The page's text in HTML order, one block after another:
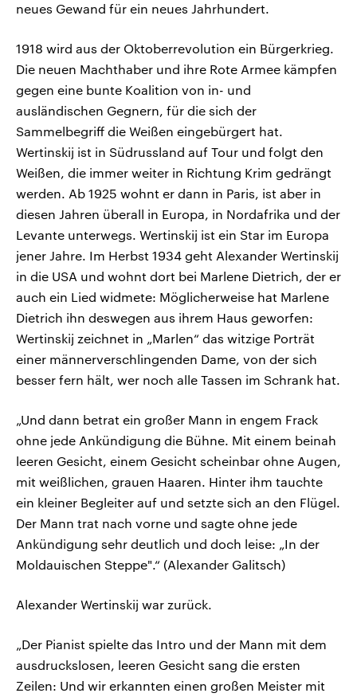
neues Gewand für ein neues Jahrhundert.
1918 wird aus der Oktoberrevolution ein Bürgerkrieg.
Die neuen Machthaber und ihre Rote Armee kämpfen
gegen eine bunte Koalition von in- und
ausländischen Gegnern, für die sich der
Sammelbegriff die Weißen eingebürgert hat.
Wertinskij ist in Südrussland auf Tour und folgt den
Weißen, die immer weiter in Richtung Krim gedrängt
werden. Ab 1925 wohnt er dann in Paris, ist aber in
diesen Jahren überall in Europa, in Nordafrika und der
Levante unterwegs. Wertinskij ist ein Star im Europa
jener Jahre. Im Herbst 1934 geht Alexander Wertinskij
in die USA und wohnt dort bei Marlene Dietrich, der er
auch ein Lied widmete: Möglicherweise hat Marlene
Dietrich ihn deswegen aus ihrem Haus geworfen:
Wertinskij zeichnet in „Marlen“ das witzige Porträt
einer männerverschlingenden Dame, von der sich
besser fern hält, wer noch alle Tassen im Schrank hat.
„Und dann betrat ein großer Mann in engem Frack
ohne jede Ankündigung die Bühne. Mit einem beinah
leeren Gesicht, einem Gesicht scheinbar ohne Augen,
mit weißlichen, grauen Haaren. Hinter ihm tauchte
ein kleiner Begleiter auf und setzte sich an den Flügel.
Der Mann trat nach vorne und sagte ohne jede
Ankündigung sehr deutlich und doch leise: „In der
Moldauischen Steppe".“ (Alexander Galitsch)
Alexander Wertinskij war zurück.
„Der Pianist spielte das Intro und der Mann mit dem
ausdruckslosen, leeren Gesicht sang die ersten
Zeilen: Und wir erkannten einen großen Meister mit